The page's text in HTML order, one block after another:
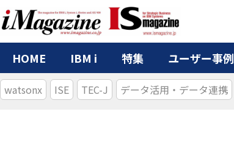
HOME IBM i 特集 ユーザー事例
watsonx ISE TEC-J データ活用・データ連携